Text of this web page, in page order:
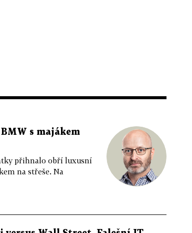
s majákem
přihnalo obří luxusní
na střeše. Na